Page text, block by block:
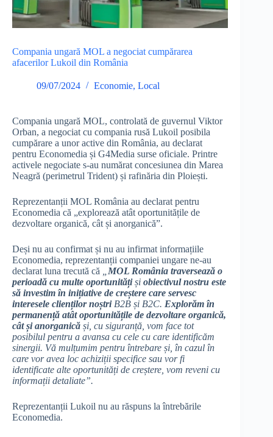
Compania ungară MOL a negociat cumpărarea
afacerilor Lukoil din România
09/07/2024 Economie, Local
Compania ungară MOL, controlată de guvernul Viktor
Orban, a negociat cu compania rusă Lukoil posibila
cumpărare a unor active din România, au declarat
pentru Economedia și G4Media surse oficiale. Printre
activele negociate s-au numărat concesiunea din Marea
Neagră (perimetrul Trident) și rafinăria din Ploiești.
Reprezentanții MOL România au declarat pentru
Economedia că „explorează atât oportunitățile de
dezvoltare organică, cât și anorganică”.
Deși nu au confirmat și nu au infirmat informațiile
Economedia, reprezentanții companiei ungare ne-au
declarat luna trecută că
MOL România traversează o
perioadă cu multe oportunitățiși obiectivul nostru este
să investim în inițiative de creștere care servesc
interesele clienților noștriB2B și B2C. Explorăm în
permanență atât oportunitățile de dezvoltare organică,
cât și anorganică și, cu siguranță, vom face tot
posibilul pentru a avansa cu cele cu care identificăm
sinergii. Vă mulțumim pentru întrebare și, în cazul în
care vor avea loc achiziții specifice sau vor fi
identificate alte oportunități de creștere, vom reveni cu
informații detaliate”.
Reprezentanții Lukoil nu au răspuns la întrebările
Economedia.